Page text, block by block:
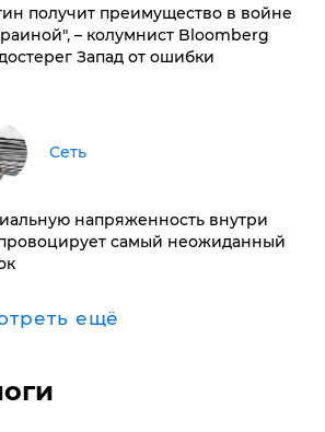
получит преимущество в войне
– колумнист Bloomberg
Запад от ошибки
Сеть
напряженность внутри
самый неожиданный
ещё